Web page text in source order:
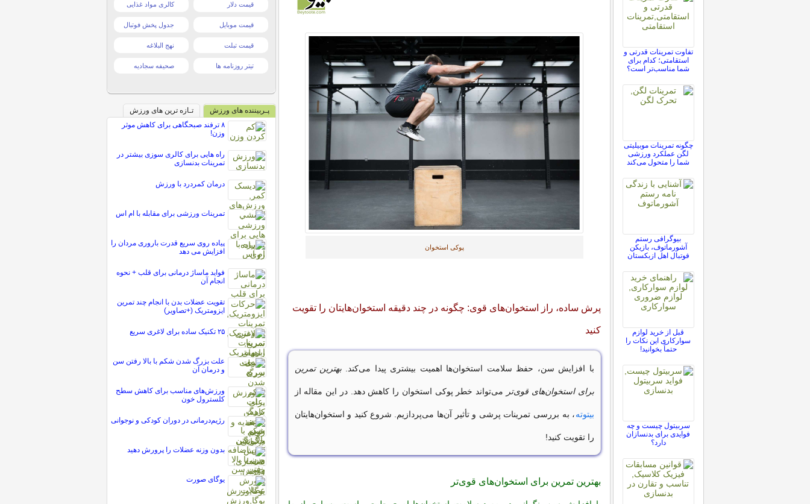
پوکی استخوان
پرش ساده، راز استخوان‌های قوی: چگونه در چند دقیقه استخوان‌هایتان را تقویت
کنید
با افزایش سن، حفظ سلامت استخوان‌ها اهمیت بیشتری پیدا می‌کند.بهترین تمرین
برای استخوان‌های قوی‌تر می‌تواند خطر پوکی استخوان را کاهش دهد. در این مقاله از
بیتوته، به بررسی تمرینات پرشی و تأثیر آن‌ها می‌پردازیم. شروع کنید و استخوان‌هایتان
را تقویت کنید!
بهترین تمرین برای استخوان‌های قوی‌تر
تفاوت تمرینات قدرتی و
استقامتی؛ کدام برای
شما مناسب‌تر است؟
چگونه تمرینات موبیلیتی
لگن عملکرد ورزشی
شما را متحول می‌کند
بیوگرافی رستم
آشورماتوف، بازیکن
فوتبال اهل ازبکستان
قبل از خرید لوازم
سوارکاری این نکات را
حتماً بخوانید!
سربیتول چیست و چه
فوایدی برای بدنسازان
دارد؟
قیمت دلار کالری مواد غذایی
قیمت موبایل جدول پخش فوتبال
قیمت تبلت نهج البلاغه
تیتر روزنامه ها صحیفه سجادیه
پـربیننده های ورزش
تـازه ترین های ورزش
۸ ترفند صبحگاهی برای کاهش موثر
وزن!
راه هایی برای کالری سوزی بیشتر در
تمرینات بدنسازی
درمان کمردرد با ورزش
تمرینات ورزشی برای مقابله با ام اس
پیاده روی سریع قدرت باروری مردان را
افزایش می دهد
فواید ماساژ درمانی برای قلب + نحوه
انجام آن
تقویت عضلات بدن با انجام چند تمرین
ایزومتریک (+تصاویر)
۲۵ تکنیک ساده برای لاغری سریع
علت بزرگ شدن شکم با بالا رفتن سن
و درمان آن
ورزش‌های مناسب برای کاهش سطح
کلسترول خون
رژیم‌درمانی در دوران کودکی و نوجوانی
بدون وزنه عضلات را پرورش دهید
یوگای صورت